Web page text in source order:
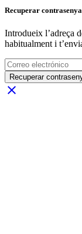
Recuperar contrasenya
Introdueix l’adreça
habitualment i
Recuperar
close